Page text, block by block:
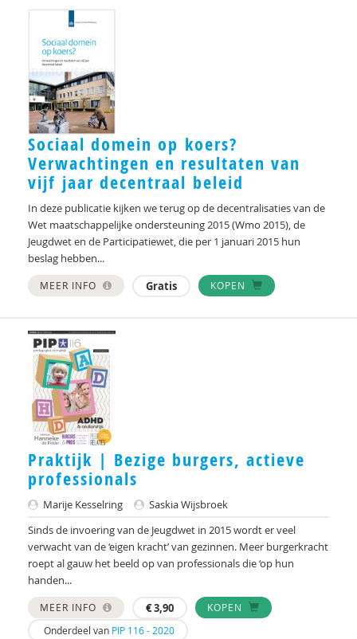
Sociaal domein op koers?
Verwachtingen en resultaten van
vijf jaar decentraal beleid
In deze publicatie kijken we terug op de decentralisaties van de
Wet maatschappelijke ondersteuning 2015 (Wmo 2015), de
Jeugdwet en de Participatiewet, die per 1 januari 2015 hun
beslag hebben...
MEER INFO Gratis KOPEN
Praktijk | Bezige burgers, actieve
professionals
Marije Kesselring
Saskia Wijsbroek
Sinds de invoering van de Jeugdwet in 2015 wordt er veel
verwacht van de ‘eigen kracht’ van gezinnen. Meer burgerkracht
roept al gauw het beeld op van professionals die ‘op hun
handen...
MEER INFO €3,90
KOPEN
Onderdeel van PIP 116 - 2020